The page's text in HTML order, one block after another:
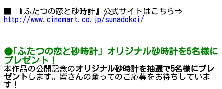
■ 『ふたつの恋と砂時計』公式サイトはこちら⇒
http://www.cinemart.co.jp/sunadokei/
●｢ふたつの恋と砂時計｣ オリジナル砂時計を5名様に
プレゼント！
本作品の公開記念のオリジナル砂時計を抽選で5名様にプレ
ゼント します。皆さんの奮ってのご応募をお待ちしていま
す！